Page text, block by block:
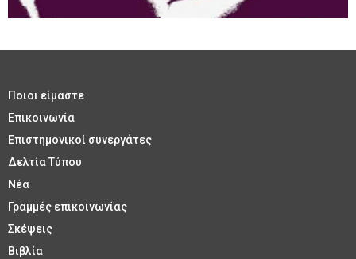
Ποιοι είμαστε
Επικοινωνία
Επιστημονικοί συνεργάτες
Δελτία Τύπου
Νέα
Γραμμές επικοινωνίας
Σκέψεις
Βιβλία